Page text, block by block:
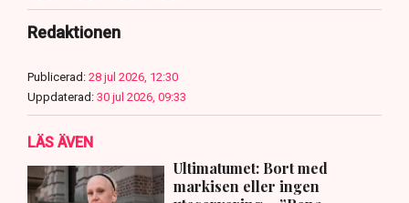
Redaktionen
Publicerad: 28 jul 2026, 12:30
Uppdaterad: 30 jul 2026, 09:33
LÄS ÄVEN
Ultimatumet: Bort med
markisen eller ingen